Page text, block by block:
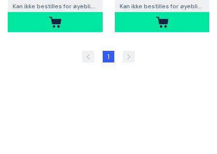
Kan ikke bestilles for øyeblikket Kan ikke bestilles for øyeblikket
1